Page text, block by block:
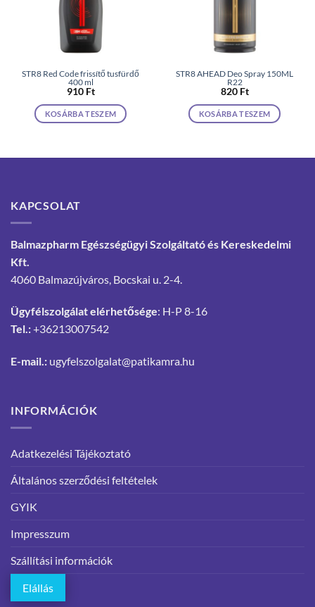
STR8 Red Code frissítő tusfürdő
400 ml
910 Ft
KOSÁRBA TESZEM
STR8 AHEAD Deo Spray 150ML
R22
820 Ft
KOSÁRBA TESZEM
KAPCSOLAT
Balmazpharm Egészségügyi Szolgáltató és Kereskedelmi
Kft.
4060 Balmazújváros, Bocskai u. 2-4.
Ügyfélszolgálat elérhetősége: H-P 8-16
Tel.:+36213007542
E-mail.: ugyfelszolgalat@patikamra.hu
INFORMÁCIÓK
Adatkezelési Tájékoztató
Általános szerződési feltételek
GYIK
Impresszum
Szállítási információk
Elállás